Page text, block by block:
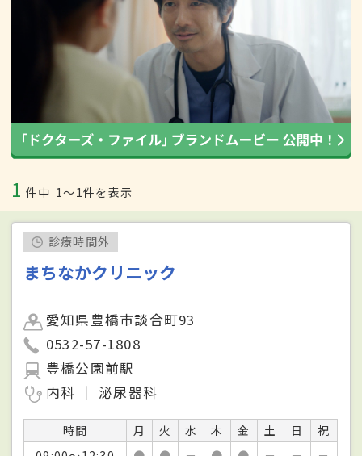
1 件中 1〜1件を表示
診療時間外
まちなかクリニック
愛知県豊橋市談合町93
0532-57-1808
豊橋公園前駅
内科
泌尿器科
時間 月 火 水 木 金 土 日
祝